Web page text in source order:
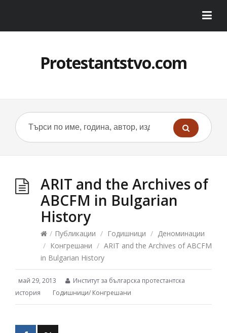
Protestantstvo.com
ARIT and the Archives of
ABCFM in Bulgarian
History
/ Публикации / Годишници / Деноминации
/ Конгрешани / ARIT and the Archives of ABCFM
in Bulgarian History
май 29, 2013
Институт за българска протестантска
история
Годишници/ Конгрешани